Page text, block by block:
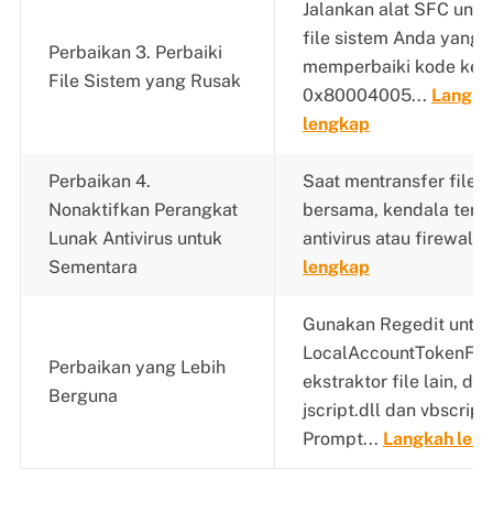
Perbaikan 3. Perbaiki
File Sistem yang Rusak
Jalankan alat SFC
file sistem Anda yang
memperbaiki kode
0x80004005...
lengkap
Perbaikan 4.
Nonaktifkan Perangkat
Lunak Antivirus untuk
Sementara
Saat mentransfer file
bersama, kendala
antivirus atau
lengkap
Perbaikan yang Lebih
Berguna
Gunakan Regedit
ekstraktor file lain,
jscript.dll dan
Prompt... Langkah